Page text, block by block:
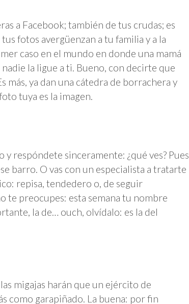
a Facebook; también de tus crudas; es
fotos avergüenzan a tu familia y a la
caso en el mundo en donde una mamá
la ligue a ti. Bueno, con decirte que
más, ya dan una cátedra de borrachera y
tuya es la imagen.
respóndete sinceramente: ¿qué ves? Pues
barro. O vas con un especialista a tratarte
repisa, tendedero o, de seguir
te preocupes: esta semana tu nombre
la de… ouch, olvídalo: es la del
migajas harán que un ejército de
como garapiñado. La buena: por fin